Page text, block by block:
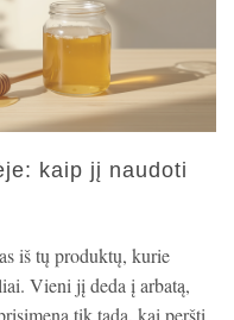
kaip jį naudoti
iš tų produktų, kurie
Vieni jį deda į arbatą,
tik tada, kai peršti